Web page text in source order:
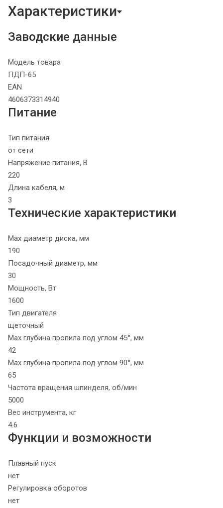
Характеристики
Заводские данные
Модель товара
ПДП-65
EAN
4606373314940
Питание
Тип питания
от сети
Напряжение питания, В
220
Длина кабеля, м
3
Технические характеристики
Max диаметр диска, мм
190
Посадочный диаметр, мм
30
Мощность, Вт
1600
Тип двигателя
щеточный
Max глубина пропила под углом 45°, мм
42
Max глубина пропила под углом 90°, мм
65
Частота вращения шпинделя, об/мин
5000
Вес инструмента, кг
4.6
Функции и возможности
Плавный пуск
нет
Регулировка оборотов
нет